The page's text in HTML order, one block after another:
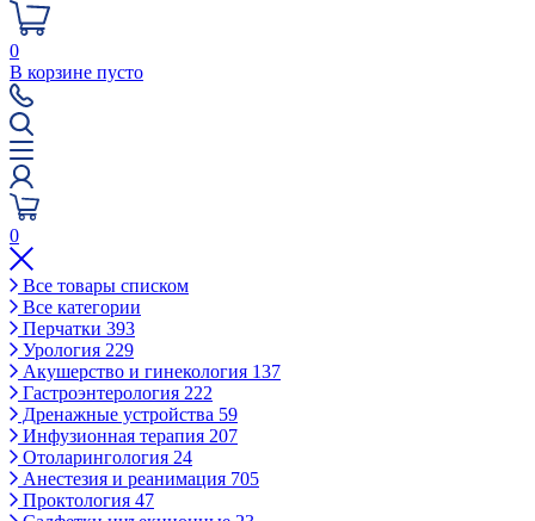
0
В корзине пусто
0
Все товары списком
Все категории
Перчатки 393
Урология 229
Акушерство и гинекология 137
Гастроэнтерология 222
Дренажные устройства 59
Инфузионная терапия 207
Отоларингология 24
Анестезия и реанимация 705
Проктология 47